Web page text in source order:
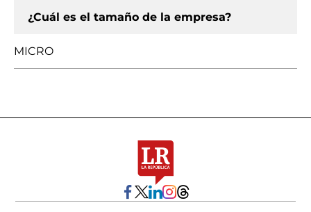
¿Cuál es el tamaño de la empresa?
MICRO